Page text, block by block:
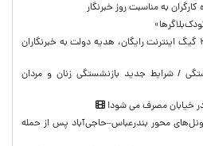
به مناسبت روز خبرنگار
۵۰۰ هزارتومان وجه نقد و ۲۰۰ گیگ اینترنت رایگان، هدیه دولت به خبرنگاران
/ شرایط جدید بازنشستگی زنان و مردان
خیابان مصرف می شود!
محور بندرعباس–حاجی‌آباد پس از حمله